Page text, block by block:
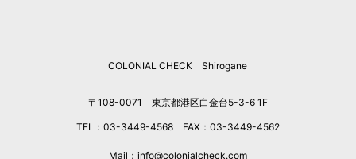
COLONIAL CHECK Shirogane
〒108-0071 東京都港区白金台5-3-6 1F
TEL：03-3449-4568 FAX：03-3449-4562
Mail：info@colonialcheck.com